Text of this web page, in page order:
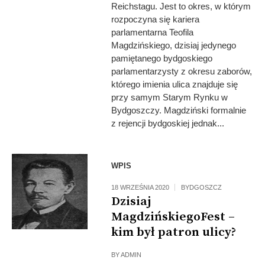
Reichstagu. Jest to okres, w którym
rozpoczyna się kariera
parlamentarna Teofila
Magdzińskiego, dzisiaj jedynego
pamiętanego bydgoskiego
parlamentarzysty z okresu zaborów,
którego imienia ulica znajduje się
przy samym Starym Rynku w
Bydgoszczy. Magdziński formalnie
z rejencji bydgoskiej jednak...
WPIS
18 WRZEŚNIA 2020 BYDGOSZCZ
Dzisiaj
MagdzińskiegoFest –
kim był patron ulicy?
BYADMIN